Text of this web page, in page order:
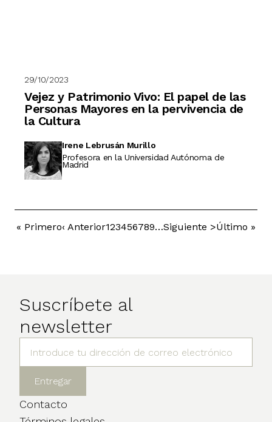
29/10/2023
Vejez y Patrimonio Vivo: El papel de las
Personas Mayores en la pervivencia de
la Cultura
Irene Lebrusán Murillo
Profesora en la Universidad Autónoma de
Madrid
Paginación
Primera
« PrimeroPágina
‹ AnteriorPágina
1Página
2Página
3Página
4Página
5Página
6Página
7Página
8Página
9…Siguiente
Siguiente >Última
Último »
Suscríbete al
newsletter
Contacto